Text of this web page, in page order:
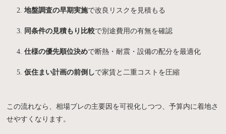
地盤調査の早期実施で改良リスクを見積もる
同条件の見積もり比較で別途費用の有無を確認
仕様の優先順位決めで断熱・耐震・設備の配分を最適化
仮住まい計画の前倒しで家賃と二重コストを圧縮
この流れなら、相場ブレの主要因を可視化しつつ、予算内に着地さ
せやすくなります。